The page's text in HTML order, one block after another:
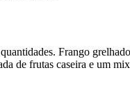
Frango
de frutas caseira e um